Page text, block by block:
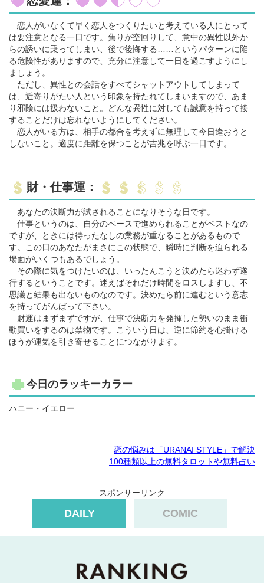
恋人がいなくて早く恋人をつくりたいと考えている人にとって
は要注意となる一日です。焦りが空回りして、意中の異性以外か
らの誘いに乗ってしまい、後で後悔する……というパターンに陥
る危険性がありますので、充分に注意して一日を過ごすようにし
ましょう。
ただし、異性との会話をすべてシャットアウトしてしまって
は、近寄りがたい人という印象を持たれてしまいますので、あま
り邪険には扱わないこと。どんな異性に対しても誠意を持って接
することだけは忘れないようにしてください。
恋人がいる方は、相手の都合を考えずに無理して今日逢おうと
しないこと。適度に距離を保つことが吉兆を呼ぶ一日です。
財・仕事運：
あなたの決断力が試されることになりそうな日です。
仕事というのは、自分のペースで進められることがベストなの
ですが、ときには待ったなしの業務が重なることがあるもので
す。この日のあなたがまさにこの状態で、瞬時に判断を迫られる
場面がいくつもあるでしょう。
その際に気をつけたいのは、いったんこうと決めたら迷わず遂
行するということです。迷えばそれだけ時間をロスしますし、不
思議と結果も出ないものなのです。決めたら前に進むという意志
を持ってがんばって下さい。
財運はまずまずですが、仕事で決断力を発揮した勢いのまま衝
動買いをするのは禁物です。こういう日は、逆に節約を心掛ける
ほうが運気を引き寄せることにつながります。
今日のラッキーカラー
ハニー・イエロー
恋の悩みは「URANAI STYLE」で解決
100種類以上の無料タロットや無料占い
スポンサーリンク
DAILY COMIC